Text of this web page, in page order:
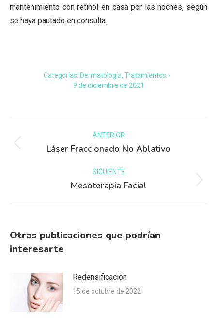
mantenimiento con retinol en casa por las noches, según
se haya pautado en consulta.
Categorías: Dermatología, Tratamientos
9 de diciembre de 2021
ANTERIOR
Láser Fraccionado No Ablativo
SIGUIENTE
Mesoterapia Facial
Otras publicaciones que podrían
interesarte
Redensificación
15 de octubre de 2022